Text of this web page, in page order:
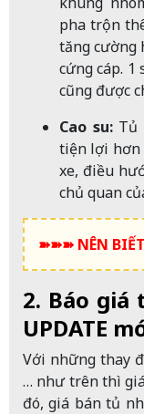
pha trộn
tăng cường
cứng cáp.
cũng được
Cao su:Tủ
tiện lợi hơn
xe, điều
chủ quan
➽➽➽ NÊN
2. Báo
UPDATE
Với những thay
… như trên thì
đó, giá bán tủ